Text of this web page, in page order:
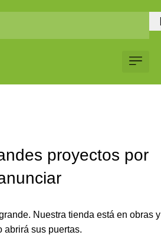
proyectos por
Nuestra tienda está en obras y
abrirá sus puertas.